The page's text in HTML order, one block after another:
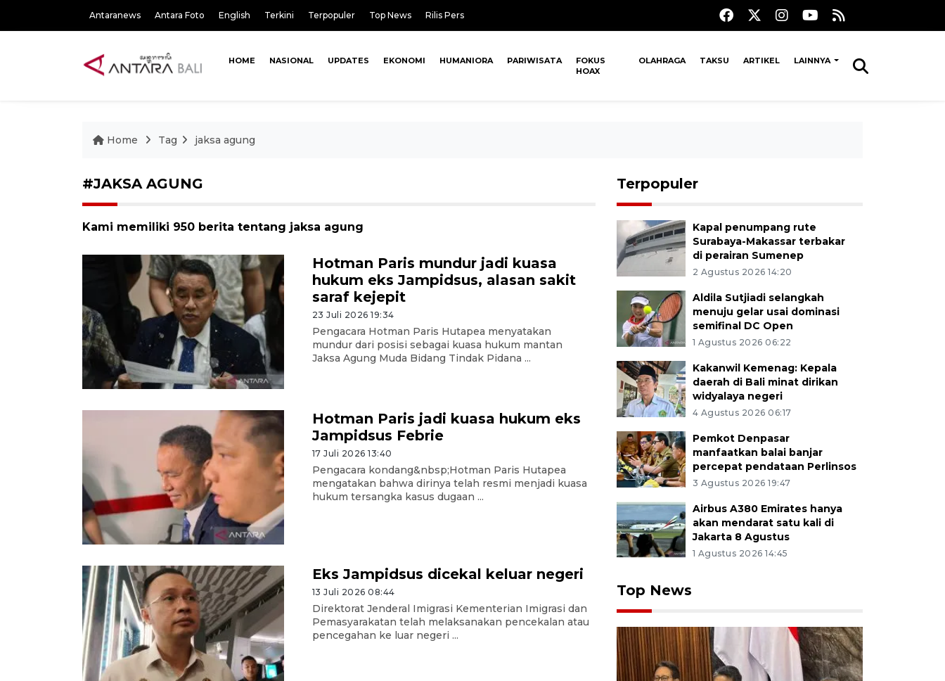
Antaranews Antara Foto English Terkini Terpopuler Top News Rilis Pers
HOME NASIONAL UPDATES EKONOMI HUMANIORA PARIWISATA
FOKUS
HOAX
OLAHRAGA TAKSU ARTIKEL LAINNYA
Home Tag jaksa agung
#JAKSA AGUNG
Kami memiliki 950 berita tentang jaksa agung
Hotman Paris mundur jadi kuasa
hukum eks Jampidsus, alasan sakit
saraf kejepit
23 Juli 2026 19:34
Pengacara Hotman Paris Hutapea menyatakan
mundur dari posisi sebagai kuasa hukum mantan
Jaksa Agung Muda Bidang Tindak Pidana ...
Hotman Paris jadi kuasa hukum eks
Jampidsus Febrie
17 Juli 2026 13:40
Pengacara kondang&nbsp;Hotman Paris Hutapea
mengatakan bahwa dirinya telah resmi menjadi kuasa
hukum tersangka kasus dugaan ...
Eks Jampidsus dicekal keluar negeri
13 Juli 2026 08:44
Direktorat Jenderal Imigrasi Kementerian Imigrasi dan
Pemasyarakatan telah melaksanakan pencekalan atau
pencegahan ke luar negeri ...
Terpopuler
Kapal penumpang rute
Surabaya-Makassar terbakar
di perairan Sumenep
2 Agustus 2026 14:20
Aldila Sutjiadi selangkah
menuju gelar usai dominasi
semifinal DC Open
1 Agustus 2026 06:22
Kakanwil Kemenag: Kepala
daerah di Bali minat dirikan
widyalaya negeri
4 Agustus 2026 06:17
Pemkot Denpasar
manfaatkan balai banjar
percepat pendataan Perlinsos
3 Agustus 2026 19:47
Airbus A380 Emirates hanya
akan mendarat satu kali di
Jakarta 8 Agustus
1 Agustus 2026 14:45
Top News